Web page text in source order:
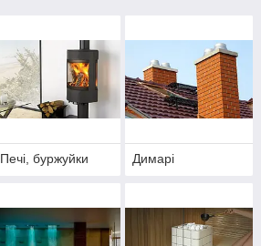
Печі, буржуйки Димарі